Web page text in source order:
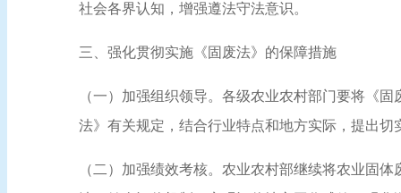
社会各界认知，增强遵法守法意识。
三、强化贯彻实施《固废法》的保障措施
（一）加强组织领导。各级农业农村部门要将《
法》有关规定，结合行业特点和地方实际，提出
（二）加强绩效考核。农业农村部继续将农业固